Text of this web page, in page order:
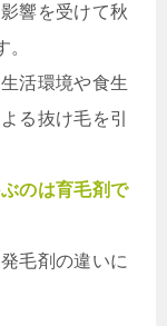
響を受けて秋
活環境や食生
る抜け毛を引
のは育毛剤で
毛剤の違いに